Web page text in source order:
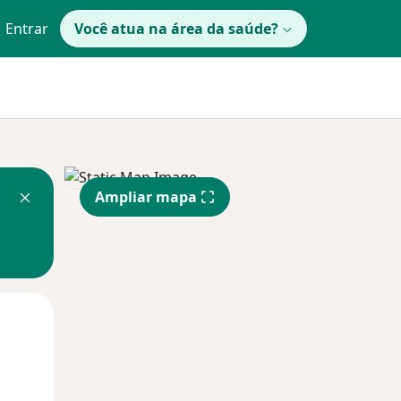
Entrar Você atua na área da saúde?
Ampliar mapa